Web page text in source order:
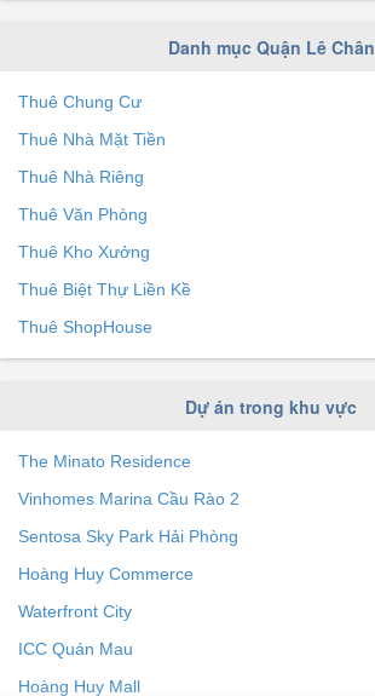
Phường Dư Hàng
Phường Trại Cau
Danh mục Quận Lê Chân
Thuê Chung Cư
Thuê Nhà Mặt Tiền
Thuê Nhà Riêng
Thuê Văn Phòng
Thuê Kho Xưởng
Thuê Biệt Thự Liền Kề
Thuê ShopHouse
Dự án trong khu vực
The Minato Residence
Vinhomes Marina Cầu Rào 2
Sentosa Sky Park Hải Phòng
Hoàng Huy Commerce
Waterfront City
ICC Quán Mau
Hoàng Huy Mall